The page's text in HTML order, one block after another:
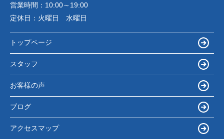
営業時間： 10:00～19:00
定休日： 火曜日 水曜日
トップページ
スタッフ
お客様の声
ブログ
アクセスマップ